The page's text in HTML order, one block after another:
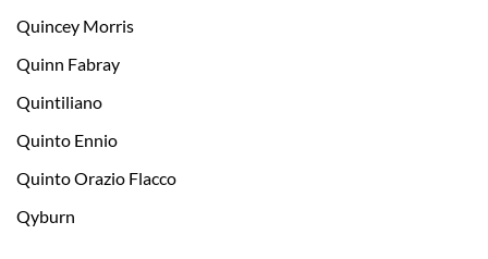
Quincey Morris
Quinn Fabray
Quintiliano
Quinto Ennio
Quinto Orazio Flacco
Qyburn